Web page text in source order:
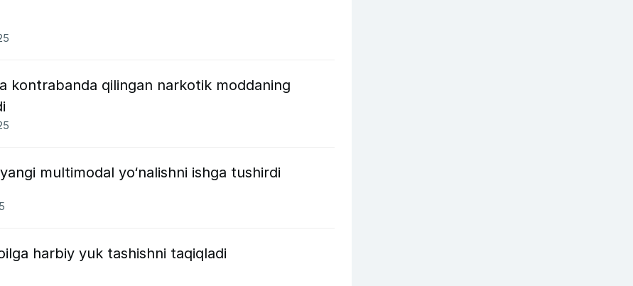
kontrabanda qilingan narkotik moddaning
multimodal yo‘nalishni ishga tushirdi
harbiy yuk tashishni taqiqladi